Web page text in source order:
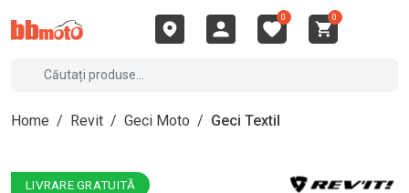
0 0
Home / Revit / Geci Moto / Geci Textil
LIVRARE GRATUITĂ